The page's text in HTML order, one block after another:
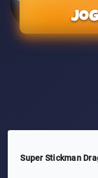
Super Stickman